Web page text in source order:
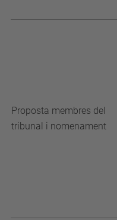
Proposta membres del
tribunal i nomenament